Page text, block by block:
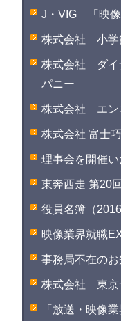
J・VIG 「映
株式会社 小学
株式会社 ダイ
パニー
株式会社 エン
株式会社 富士
理事会を開催
東奔西走 第20回
役員名簿（2016
映像業界就職
事務局不在の
株式会社 東京
「放送・映像